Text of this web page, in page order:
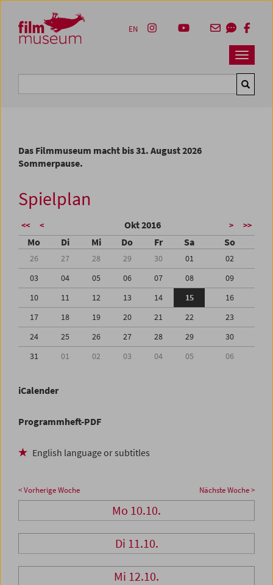
Zum Inhalt
Zum Hauptmenü
Zur Servicenavigation
Zum Suche
Navbar
EN
Das Filmmuseum macht bis 31. August 2026
Sommerpause.
Spielplan
<< < Okt 2016 > >>
Mo Di Mi Do Fr Sa So
26 27 28 29 30 01
02
03
04 05 06 07 08
09
10
11 12 13 14 15
16
17
18 19 20 21 22
23
24
25 26 27 28 29
30
31
01 02 03 04 05 06
iCalender
Programmheft-PDF
English language or subtitles
< Vorherige Woche Nächste Woche >
Mo 10.10.
Di 11.10.
Mi 12.10.